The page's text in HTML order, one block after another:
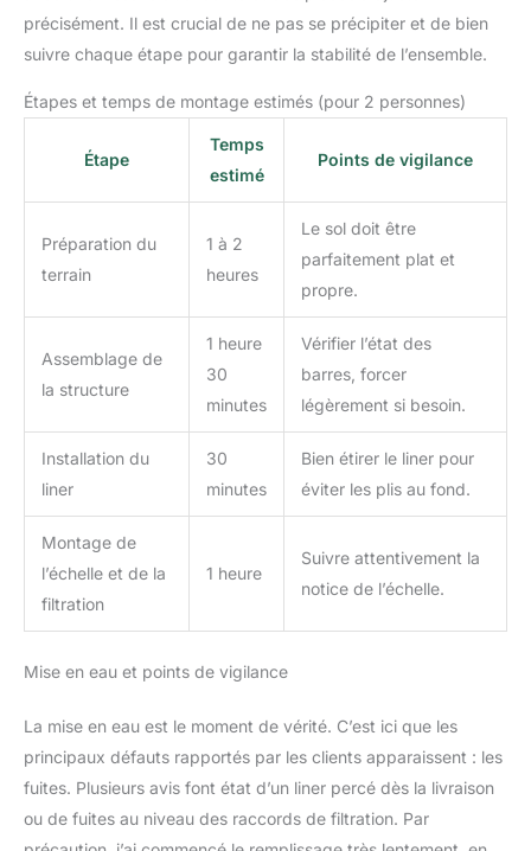
précisément. Il est crucial de ne pas se précipiter et de bien
suivre chaque étape pour garantir la stabilité de l’ensemble.
Étapes et temps de montage estimés (pour 2 personnes)
Étape
Temps
estimé
Points de vigilance
Préparation du
terrain
1 à 2
heures
Le sol doit être
parfaitement plat et
propre.
Assemblage de
la structure
1 heure
30
minutes
Vérifier l’état des
barres, forcer
légèrement si besoin.
Installation du
liner
30
minutes
Bien étirer le liner pour
éviter les plis au fond.
Montage de
l’échelle et de la
filtration
1 heure
Suivre attentivement la
notice de l’échelle.
Mise en eau et points de vigilance
La mise en eau est le moment de vérité. C’est ici que les
principaux défauts rapportés par les clients apparaissent : les
fuites. Plusieurs avis font état d’un liner percé dès la livraison
ou de fuites au niveau des raccords de filtration. Par